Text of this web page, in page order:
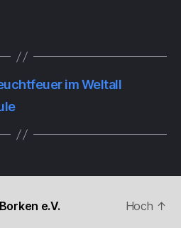
im Weltall
e.V.
Hoch ↑